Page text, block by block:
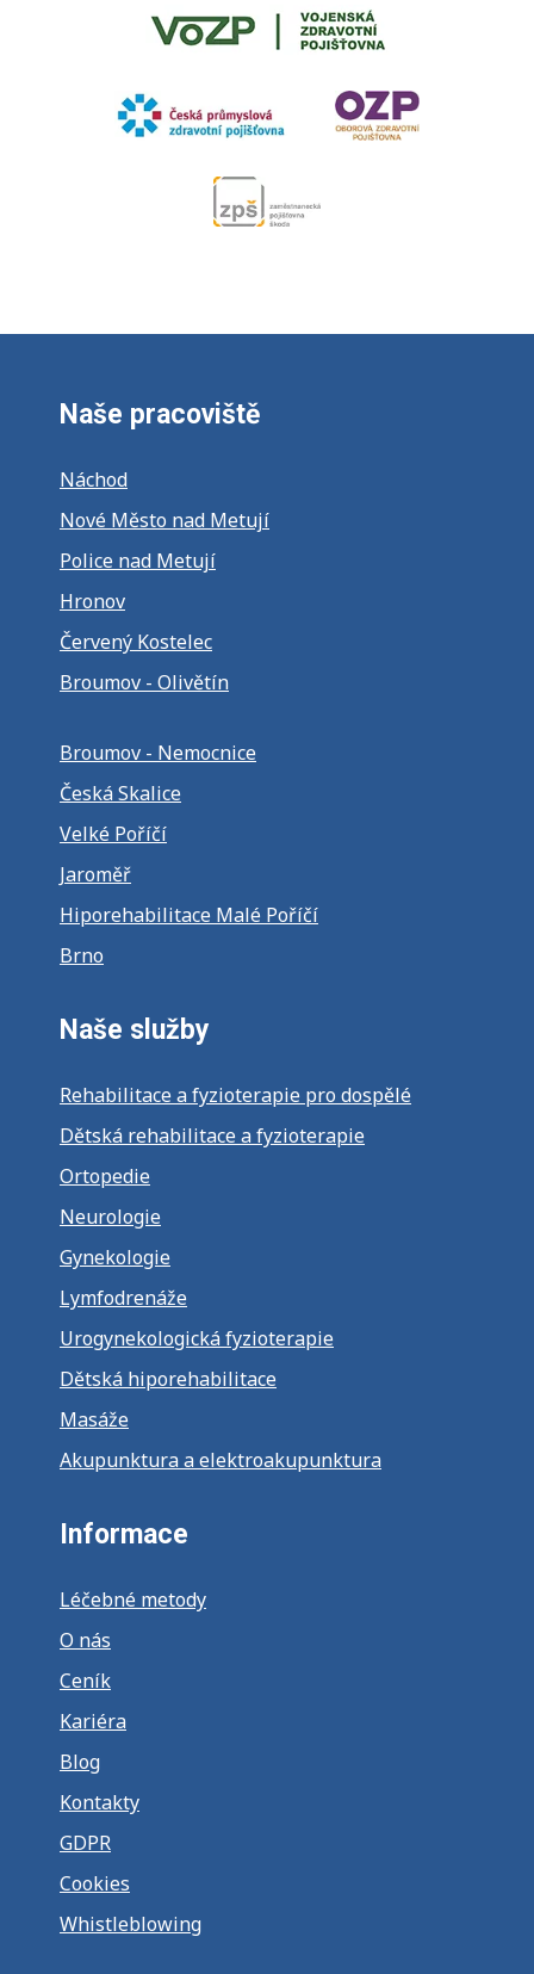
Naše pracoviště
Náchod
Nové Město nad Metují
Police nad Metují
Hronov
Červený Kostelec
Broumov - Olivětín
Broumov - Nemocnice
Česká Skalice
Velké Poříčí
Jaroměř
Hiporehabilitace Malé Poříčí
Brno
Naše služby
Rehabilitace a fyzioterapie pro dospělé
Dětská rehabilitace a fyzioterapie
Ortopedie
Neurologie
Gynekologie
Lymfodrenáže
Urogynekologická fyzioterapie
Dětská hiporehabilitace
Masáže
Akupunktura a elektroakupunktura
Informace
Léčebné metody
O nás
Ceník
Kariéra
Blog
Kontakty
GDPR
Cookies
Whistleblowing